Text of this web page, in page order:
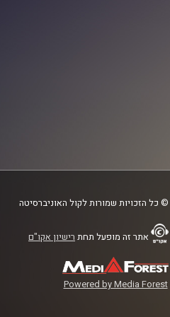
© כל הזכויות שמורות לקול האוניברסיטה
אתר זה מופעל תחת רישיון אקו"ם
Powered by Media Forest